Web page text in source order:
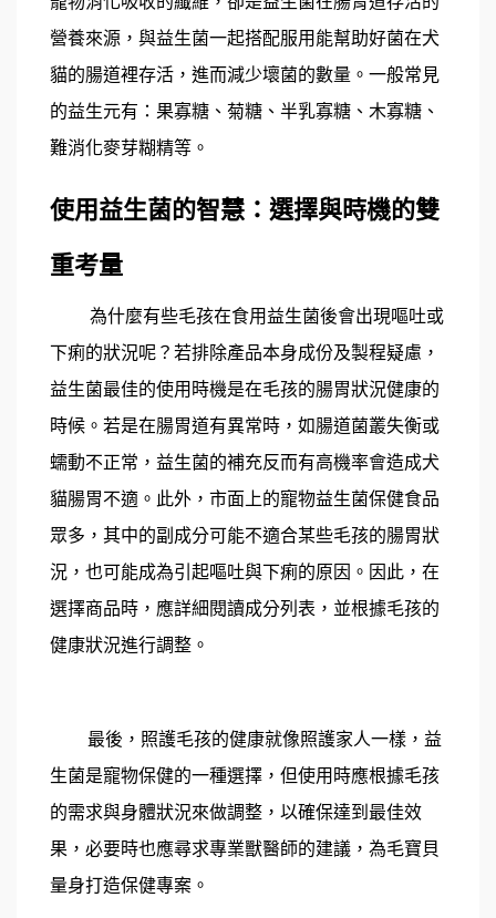
營養來源，與益生菌一起搭配服用能幫助好菌在犬
貓的腸道裡存活，進而減少壞菌的數量。一般常見
的益生元有：果寡糖、菊糖、半乳寡糖、木寡糖、
難消化麥芽糊精等。
使用益生菌的智慧：選擇與時機的雙
重考量
為什麼有些毛孩在食用益生菌後會出現嘔吐或
下痢的狀況呢？若排除產品本身成份及製程疑慮，
益生菌最佳的使用時機是在毛孩的腸胃狀況健康的
時候。若是在腸胃道有異常時，如腸道菌叢失衡或
蠕動不正常，益生菌的補充反而有高機率會造成犬
貓腸胃不適。此外，市面上的寵物益生菌保健食品
眾多，其中的副成分可能不適合某些毛孩的腸胃狀
況，也可能成為引起嘔吐與下痢的原因。因此，在
選擇商品時，應詳細閱讀成分列表，並根據毛孩的
健康狀況進行調整。
最後，照護毛孩的健康就像照護家人一樣，益
生菌是寵物保健的一種選擇，但使用時應根據毛孩
的需求與身體狀況來做調整，以確保達到最佳效
果，必要時也應尋求專業獸醫師的建議，為毛寶貝
量身打造保健專案。